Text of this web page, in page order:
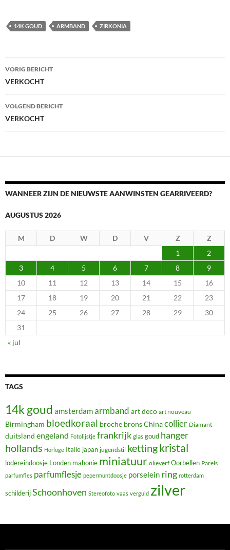
14K GOUD ARMBAND ZIRKONIA
Berichtnavigatie
VORIG BERICHT
VERKOCHT
VOLGEND BERICHT
VERKOCHT
WANNEER ZIJN DE NIEUWSTE AANWINSTEN GEARRIVEERD?
AUGUSTUS 2026
M D W D V Z
Z
1
2
3
4 5 6 7 8
9
10
11 12 13 14 15
16
17
18 19 20 21 22
23
24
25 26 27 28 29
30
31
« jul
TAGS
14k goud amsterdamarmband art deco art nouveau
Birmingham bloedkoraal broche bronsChinacollier Diamant
duitsland engeland Fotolijstje frankrijk glas goud hanger
hollands Horloge Italië japan jugendstil kettingkristal
lodereindoosje Londen mahonie miniatuur olieverf Oorbellen Parels
parfumfles parfumflesje pepermuntdoosje porselein ring rotterdam
schilderijSchoonhoven Stereofoto vaas verguld zilver